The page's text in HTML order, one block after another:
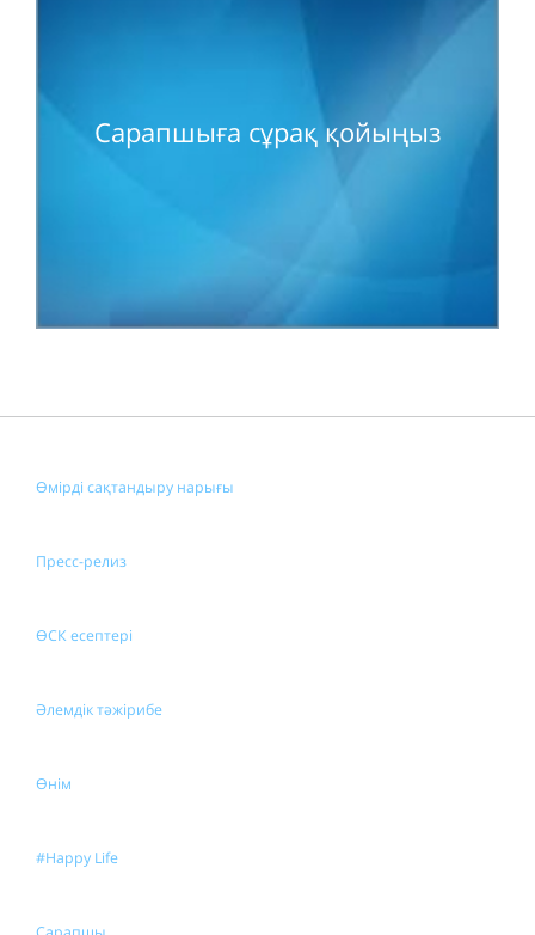
Сарапшыға сұрақ қойыңыз
Өмірді сақтандыру нарығы
Пресс-релиз
ӨСК есептері
Әлемдік тәжірибе
Өнім
#Happy Life